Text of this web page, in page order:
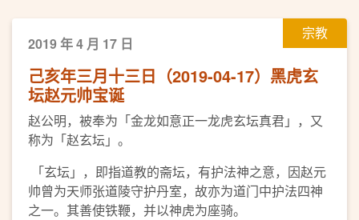
宗教
2019 年 4 月 17 日
己亥年三月十三日（2019-04-17）黑虎玄
坛赵元帅宝诞
赵公明，被奉为「金龙如意正一龙虎玄坛真君」，又
称为「赵玄坛」。
「玄坛」，即指道教的斋坛，有护法神之意，因赵元
帅曾为天师张道陵守护丹室，故亦为道门中护法四神
之一。其善使铁鞭，并以神虎为座骑。